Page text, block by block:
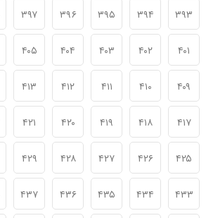
۳۹۳ ۳۹۴ ۳۹۵ ۳۹۶ ۳۹۷
۴۰۱ ۴۰۲ ۴۰۳ ۴۰۴ ۴۰۵
۴۰۹ ۴۱۰ ۴۱۱ ۴۱۲ ۴۱۳
۴۱۷ ۴۱۸ ۴۱۹ ۴۲۰ ۴۲۱
۴۲۵ ۴۲۶ ۴۲۷ ۴۲۸ ۴۲۹
۴۳۳ ۴۳۴ ۴۳۵ ۴۳۶ ۴۳۷